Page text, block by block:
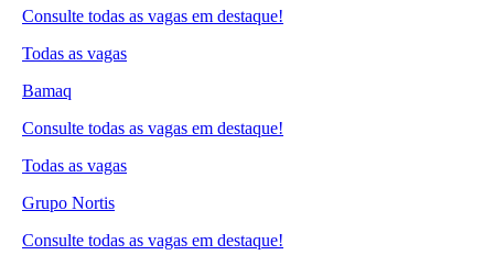
Consulte todas as vagas em destaque!
Todas as vagas
Bamaq
Consulte todas as vagas em destaque!
Todas as vagas
Grupo Nortis
Consulte todas as vagas em destaque!